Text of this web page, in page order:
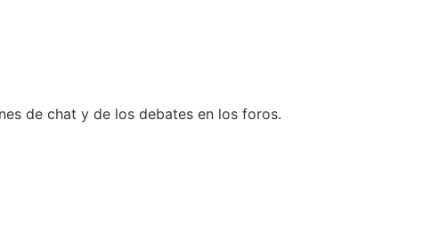
de chat y de los debates en los foros.